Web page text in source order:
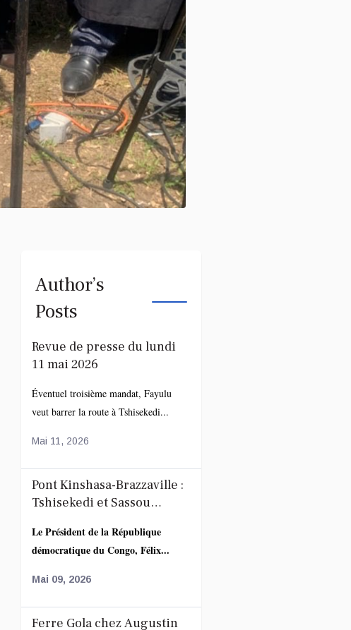
Author’s
Posts
Revue de presse du lundi
11 mai 2026
Éventuel troisième mandat, Fayulu
veut barrer la route à Tshisekedi...
Mai 11, 2026
Pont Kinshasa-Brazzaville :
Tshisekedi et Sassou
autour du projet route-rail
Le Président de la République
démocratique du Congo, Félix...
Mai 09, 2026
Ferre Gola chez Augustin